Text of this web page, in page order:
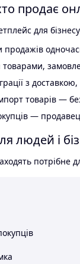
продає
для
продажів
з
товарів —
—
людей і
потрібне